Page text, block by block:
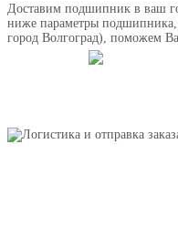
Доставим подшипник в ваш
ниже параметры подшипника,
город Волгоград), поможем